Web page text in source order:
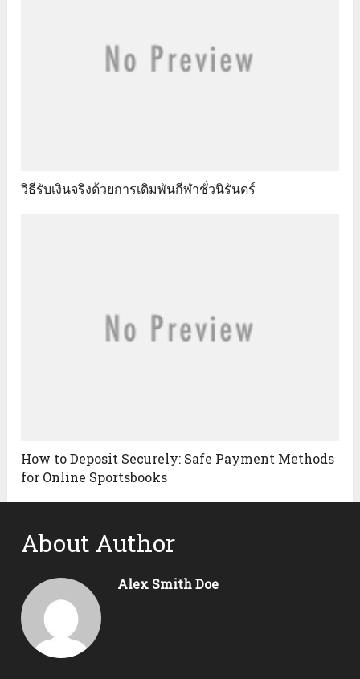
วิธีรับเงินจริงด้วยการเดิมพันกีฬาชั่วนิรันดร์
How to Deposit Securely: Safe Payment Methods
for Online Sportsbooks
About Author
Alex Smith Doe